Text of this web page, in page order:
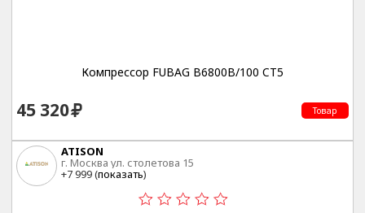
Компрессор FUBAG B6800B/100 CT5
45 320 Товар
ATISON
г. Москва ул. столетова 15
+7 999 (показать)